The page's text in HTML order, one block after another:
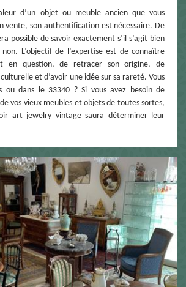
d’un objet ou meuble ancien que vous
vente, son authentification est nécessaire. De
possible de savoir exactement s’il s’agit bien
L’objectif de l’expertise est de connaître
en question, de retracer son origine, de
et d’avoir une idée sur sa rareté. Vous
ou dans le 33340 ? Si vous avez besoin de
vos vieux meubles et objets de toutes sortes,
art jewelry vintage saura déterminer leur